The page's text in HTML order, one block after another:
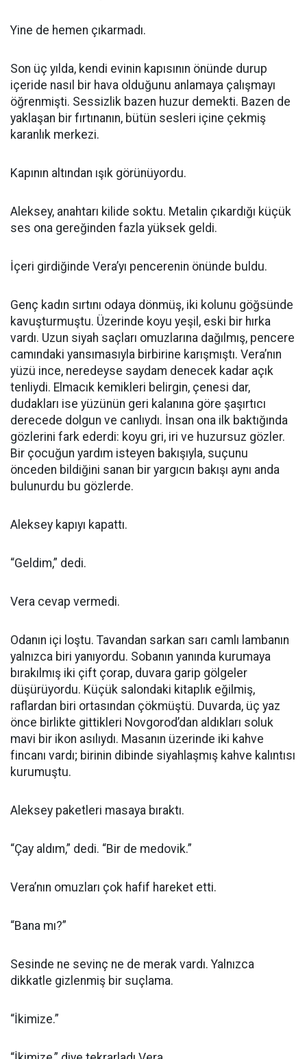
Yine de hemen çıkarmadı.
Son üç yılda, kendi evinin kapısının önünde durup
içeride nasıl bir hava olduğunu anlamaya çalışmayı
öğrenmişti. Sessizlik bazen huzur demekti. Bazen de
yaklaşan bir fırtınanın, bütün sesleri içine çekmiş
karanlık merkezi.
Kapının altından ışık görünüyordu.
Aleksey, anahtarı kilide soktu. Metalin çıkardığı küçük
ses ona gereğinden fazla yüksek geldi.
İçeri girdiğinde Vera’yı pencerenin önünde buldu.
Genç kadın sırtını odaya dönmüş, iki kolunu göğsünde
kavuşturmuştu. Üzerinde koyu yeşil, eski bir hırka
vardı. Uzun siyah saçları omuzlarına dağılmış, pencere
camındaki yansımasıyla birbirine karışmıştı. Vera’nın
yüzü ince, neredeyse saydam denecek kadar açık
tenliydi. Elmacık kemikleri belirgin, çenesi dar,
dudakları ise yüzünün geri kalanına göre şaşırtıcı
derecede dolgun ve canlıydı. İnsan ona ilk baktığında
gözlerini fark ederdi: koyu gri, iri ve huzursuz gözler.
Bir çocuğun yardım isteyen bakışıyla, suçunu
önceden bildiğini sanan bir yargıcın bakışı aynı anda
bulunurdu bu gözlerde.
Aleksey kapıyı kapattı.
“Geldim,” dedi.
Vera cevap vermedi.
Odanın içi loştu. Tavandan sarkan sarı camlı lambanın
yalnızca biri yanıyordu. Sobanın yanında kurumaya
bırakılmış iki çift çorap, duvara garip gölgeler
düşürüyordu. Küçük salondaki kitaplık eğilmiş,
raflardan biri ortasından çökmüştü. Duvarda, üç yaz
önce birlikte gittikleri Novgorod’dan aldıkları soluk
mavi bir ikon asılıydı. Masanın üzerinde iki kahve
fincanı vardı; birinin dibinde siyahlaşmış kahve kalıntısı
kurumuştu.
Aleksey paketleri masaya bıraktı.
“Çay aldım,” dedi. “Bir de medovik.”
Vera’nın omuzları çok hafif hareket etti.
“Bana mı?”
Sesinde ne sevinç ne de merak vardı. Yalnızca
dikkatle gizlenmiş bir suçlama.
“İkimize.”